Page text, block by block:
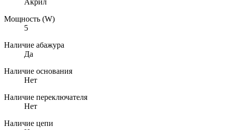
Мощность (W)
5
Наличие абажура
Да
Наличие основания
Нет
Наличие переключателя
Нет
Наличие цепи